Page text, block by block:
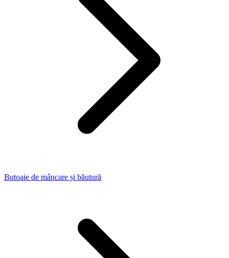
Butoaie de mâncare și băutură